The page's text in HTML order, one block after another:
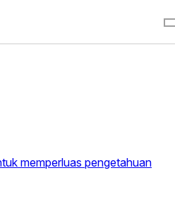
memperluas pengetahuan